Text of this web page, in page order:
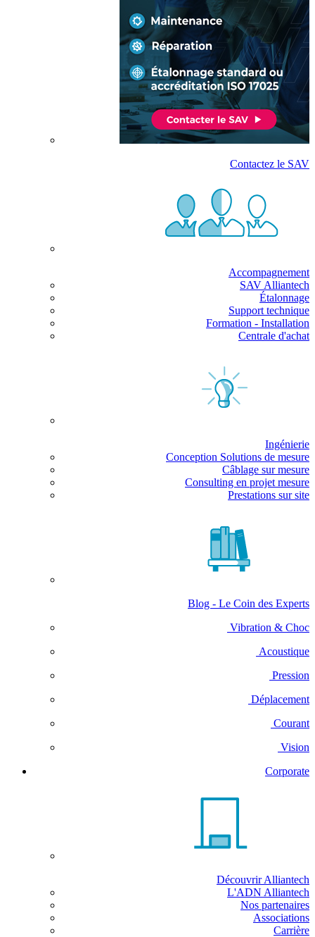
Contactez le SAV
Accompagnement
SAV Alliantech
Étalonnage
Support technique
Formation - Installation
Centrale d'achat
Ingénierie
Conception Solutions de mesure
Câblage sur mesure
Consulting en projet mesure
Prestations sur site
Blog - Le Coin des Experts
Vibration & Choc
Acoustique
Pression
Déplacement
Courant
Vision
Corporate
Découvrir Alliantech
L'ADN Alliantech
Nos partenaires
Associations
Carrière